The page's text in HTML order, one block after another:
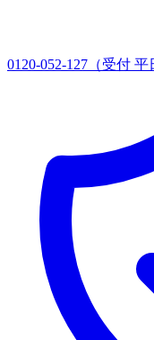
0120-052-127 （受付